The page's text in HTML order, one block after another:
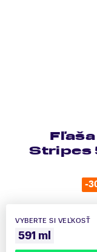
Stripes
-
VYBERTE SI VEĽKOSŤ
591 ml